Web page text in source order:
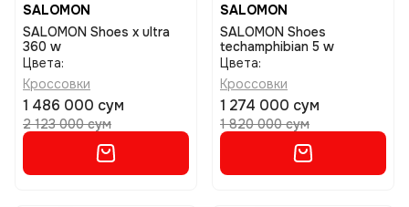
SALOMON
SALOMON Shoes x ultra
360 w
Цвета:
Кроссовки
1 486 000 сум
2 123 000 сум
SALOMON
SALOMON Shoes
techamphibian 5 w
Цвета:
Кроссовки
1 274 000 сум
1 820 000 сум